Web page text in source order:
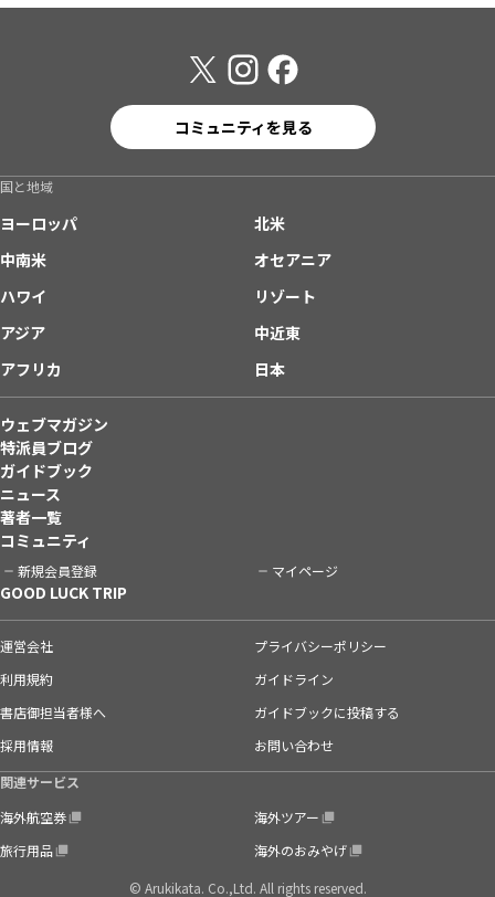
コミュニティを見る
国と地域
ヨーロッパ
北米
中南米
オセアニア
ハワイ
リゾート
アジア
中近東
アフリカ
日本
ウェブマガジン
特派員ブログ
ガイドブック
ニュース
著者一覧
コミュニティ
新規会員登録 マイページ
GOOD LUCK TRIP
運営会社
プライバシーポリシー
利用規約
ガイドライン
書店御担当者様へ
ガイドブックに投稿する
採用情報
お問い合わせ
関連サービス
海外航空券
海外ツアー
旅行用品
海外のおみやげ
© Arukikata. Co.,Ltd. All rights reserved.